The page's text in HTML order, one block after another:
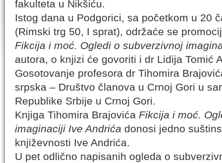
fakulteta u Nikšiću.
Istog dana u Podgorici, sa početkom u 20
(Rimski trg 50, I sprat), održaće se
Fikcija i moć. Ogledi o subverzivnoj
autora, o knjizi će govoriti i dr Lidija Tomić
Gosotovanje profesora dr Tihomira
srpska – Društvo članova u Crnoj Gori u
Republike Srbije u Crnoj Gori.
Knjiga Tihomira Brajovića Fikcija i moć.
imaginaciji Ive Andrića donosi jedno
književnosti Ive Andrića.
U pet odlično napisanih ogleda o